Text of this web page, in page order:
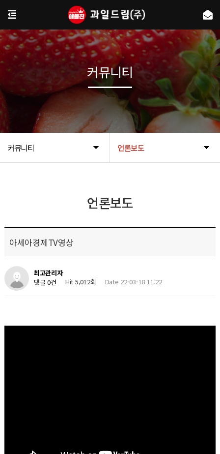
커뮤니티 언론보도
커뮤니티
언론보도
아세아경제TV영상
최고관리자
댓글 0건
Hit 5,012회 Date 22-03-18 11:22